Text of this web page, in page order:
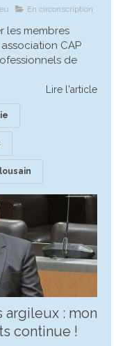
En circonscription
les membres
CAP
de
Lire l'article
argileux : mon
continue !